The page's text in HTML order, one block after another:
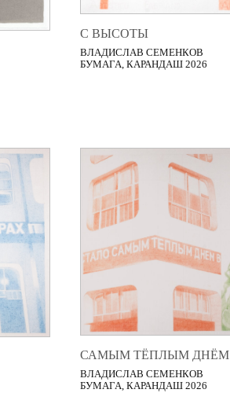
С ВЫСОТЫ
ВЛАДИСЛАВ СЕМЕНКОВ
БУМАГА, КАРАНДАШ 2026
САМЫМ ТЁПЛЫМ ДНЁМ
ВЛАДИСЛАВ СЕМЕНКОВ
БУМАГА, КАРАНДАШ 2026